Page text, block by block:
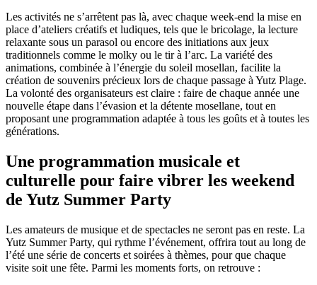
Les activités ne s’arrêtent pas là, avec chaque week-end la mise en
place d’ateliers créatifs et ludiques, tels que le bricolage, la lecture
relaxante sous un parasol ou encore des initiations aux jeux
traditionnels comme le molky ou le tir à l’arc. La variété des
animations, combinée à l’énergie du soleil mosellan, facilite la
création de souvenirs précieux lors de chaque passage à Yutz Plage.
La volonté des organisateurs est claire : faire de chaque année une
nouvelle étape dans l’évasion et la détente mosellane, tout en
proposant une programmation adaptée à tous les goûts et à toutes les
générations.
Une programmation musicale et
culturelle pour faire vibrer les weekend
de Yutz Summer Party
Les amateurs de musique et de spectacles ne seront pas en reste. La
Yutz Summer Party, qui rythme l’événement, offrira tout au long de
l’été une série de concerts et soirées à thèmes, pour que chaque
visite soit une fête. Parmi les moments forts, on retrouve :